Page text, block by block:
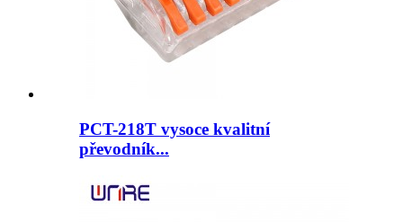
PCT-218T vysoce kvalitní
převodník...